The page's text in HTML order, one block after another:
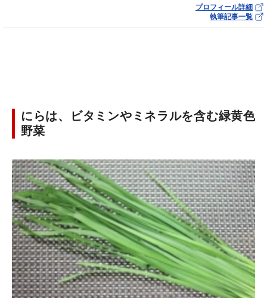
プロフィール詳細
執筆記事一覧
にらは、ビタミンやミネラルを含む緑黄色
野菜